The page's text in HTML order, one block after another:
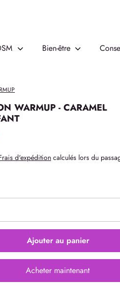
Bien-être
WARMUP - CARAMEL
d'expédition calculés lors du
Ajouter au panier
Acheter maintenant